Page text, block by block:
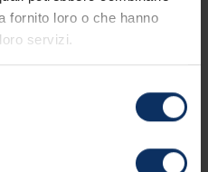
fornito loro o che hanno
servizi.